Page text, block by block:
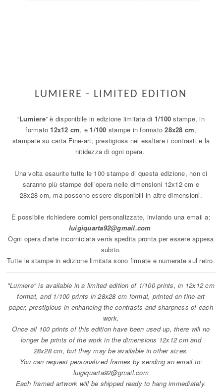
LUMIERE - LIMITED EDITION
“Lumiere” è disponibile in edizione limitata di 1/100 stampe, in
formato 12x12 cm, e 1/100 stampe in formato28x28 cm,
stampate su carta Fine-art, prestigiosa nel esaltare i contrasti e la
nitidezza di ogni opera.
Una volta esaurite tutte le 100 stampe di questa edizione, non ci
saranno più stampe dell’opera nelle dimensioni 12x12 cm e
28x28 cm, ma possono essere disponibili in altre dimensioni.
È possibile richiedere cornici personalizzate, inviando una email a:
luigiquarta92@gmail.com
Ogni opera d'arte incorniciata verrà spedita pronta per essere appesa
subito.
Tutte le stampe in edizione limitata sono firmate e numerate sul retro.
"Lumiere" is available in a limited edition of 1/100 prints, in 12x12 cm
format, and 1/100 prints in 28x28 cm format, printed on fine-art
paper, prestigious in enhancing the contrasts and sharpness of each
work.
Once all 100 prints of this edition have been used up, there will no
longer be prints of the work in the dimensions 12x12 cm and
28x28 cm, but they may be available in other sizes.
You can request personalized frames by sending an email to:
luigiquarta92@gmail.com
Each framed artwork will be shipped ready to hang immediately.